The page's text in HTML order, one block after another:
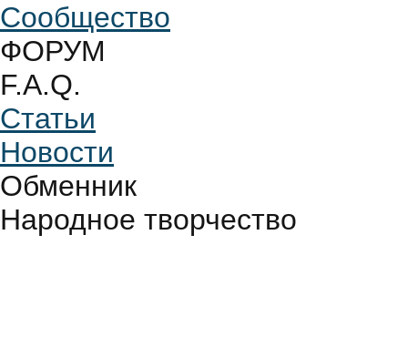
Сообщество
ФОРУМ
F.A.Q.
Статьи
Новости
Обменник
Народное творчество